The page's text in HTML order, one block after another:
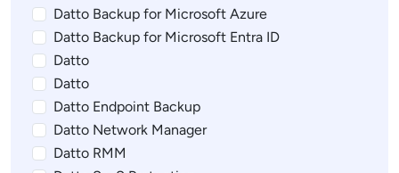
Datto Backup for Microsoft Azure
Datto Backup for Microsoft Entra ID
Datto
Datto
Datto Endpoint Backup
Datto Network Manager
Datto RMM